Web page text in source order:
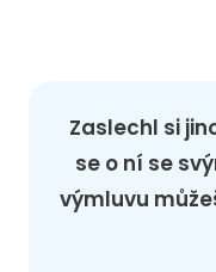
Zaslechl si
se o ní se
výmluvu